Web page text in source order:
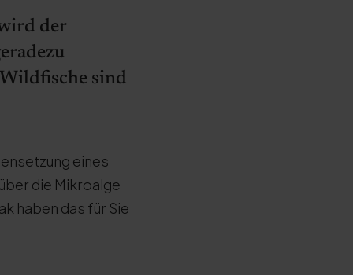
der
sind
eines
die Mikroalge
haben das für Sie